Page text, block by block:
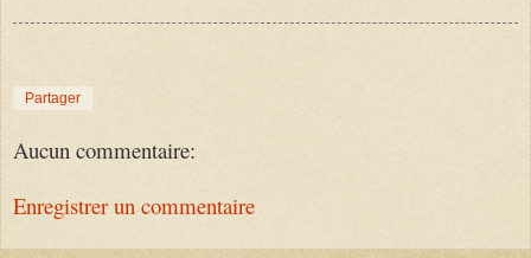
Partager
Aucun commentaire:
Enregistrer un commentaire